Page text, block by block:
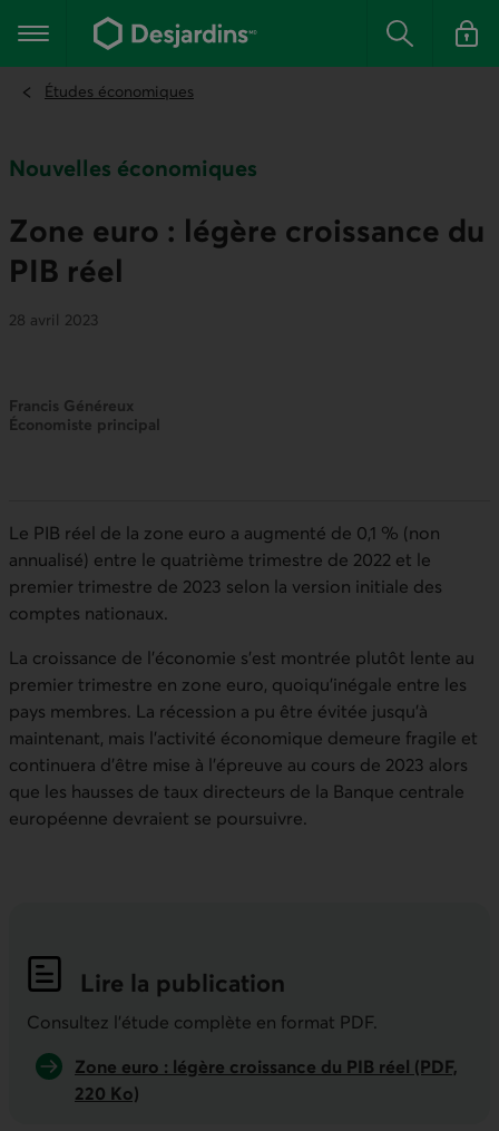
contenu
Menu principal Rechercher
Se
Études économiques
Nouvelles économiques
Zone euro : légère croissance du
PIB réel
28 avril 2023
Francis Généreux
Économiste principal
Le PIB réel de la zone euro a augmenté de 0,1 % (non
annualisé) entre le quatrième trimestre de 2022 et le
premier trimestre de 2023 selon la version initiale des
comptes nationaux.
La croissance de l’économie s’est montrée plutôt lente au
premier trimestre en zone euro, quoiqu’inégale entre les
pays membres. La récession a pu être évitée jusqu’à
maintenant, mais l’activité économique demeure fragile et
continuera d’être mise à l’épreuve au cours de 2023 alors
que les hausses de taux directeurs de la Banque centrale
européenne devraient se poursuivre.
Lire la publication
Indicateurs économiques de la
Consultez l'étude complète en format PDF.
Zone euro : légère croissance du PIB réel (PDF,
220 Ko)